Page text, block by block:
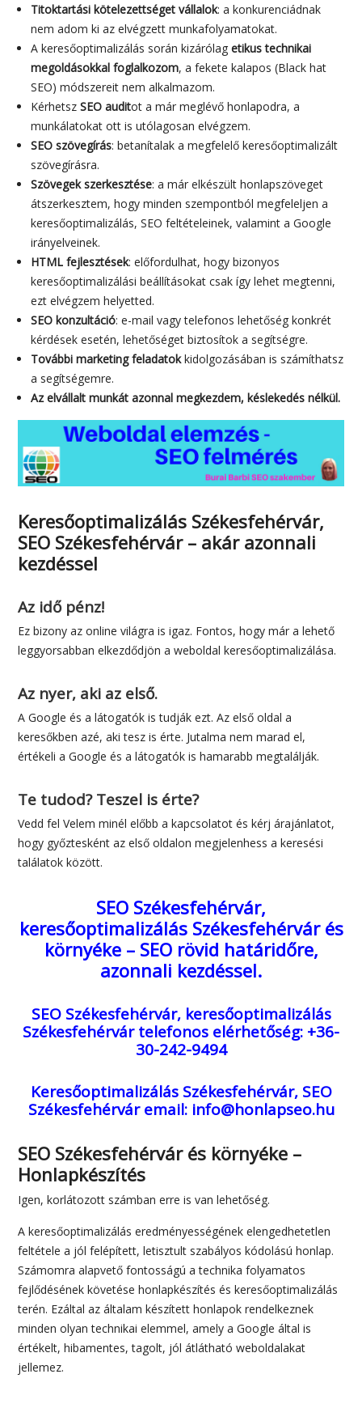
Titoktartási kötelezettséget vállalok: a konkurenciádnak
nem adom ki az elvégzett munkafolyamatokat.
A keresőoptimalizálás során kizárólagetikus technikai
megoldásokkal foglalkozom, a fekete kalapos (Black hat
SEO) módszereit nem alkalmazom.
KérhetszSEO auditot a már meglévő honlapodra, a
munkálatokat ott is utólagosan elvégzem.
SEO szövegírás: betanítalak a megfelelő keresőoptimalizált
szövegírásra.
Szövegek szerkesztése: a már elkészült honlapszöveget
átszerkesztem, hogy minden szempontból megfeleljen a
keresőoptimalizálás, SEO feltételeinek, valamint a Google
irányelveinek.
HTML fejlesztések: előfordulhat, hogy bizonyos
keresőoptimalizálási beállításokat csak így lehet megtenni,
ezt elvégzem helyetted.
SEO konzultáció: e-mail vagy telefonos lehetőség konkrét
kérdések esetén, lehetőséget biztosítok a segítségre.
További marketing feladatokkidolgozásában is számíthatsz
a segítségemre.
Az elvállalt munkát azonnal megkezdem, késlekedés nélkül.
Keresőoptimalizálás Székesfehérvár,
SEO Székesfehérvár – akár azonnali
kezdéssel
Az idő pénz!
Ez bizony az online világra is igaz. Fontos, hogy már a lehető
leggyorsabban elkezdődjön a weboldal keresőoptimalizálása.
Az nyer, aki az első.
A Google és a látogatók is tudják ezt. Az első oldal a
keresőkben azé, aki tesz is érte. Jutalma nem marad el,
értékeli a Google és a látogatók is hamarabb megtalálják.
Te tudod? Teszel is érte?
Vedd fel Velem minél előbb a kapcsolatot és kérj árajánlatot,
hogy győztesként az első oldalon megjelenhess a keresési
találatok között.
SEO Székesfehérvár,
keresőoptimalizálás Székesfehérvár és
környéke – SEO rövid határidőre,
azonnali kezdéssel.
SEO Székesfehérvár, keresőoptimalizálás
Székesfehérvártelefonos elérhetőség: +36-
30-242-9494
Keresőoptimalizálás Székesfehérvár, SEO
Székesfehérváremail: info@honlapseo.hu
SEO Székesfehérvár és környéke –
Honlapkészítés
Igen, korlátozott számban erre is van lehetőség.
A keresőoptimalizálás eredményességének elengedhetetlen
feltétele a jól felépített, letisztult szabályos kódolású honlap.
Számomra alapvető fontosságú a technika folyamatos
fejlődésének követése honlapkészítés és keresőoptimalizálás
terén. Ezáltal az általam készített honlapok rendelkeznek
minden olyan technikai elemmel, amely a Google által is
értékelt, hibamentes, tagolt, jól átlátható weboldalakat
jellemez.